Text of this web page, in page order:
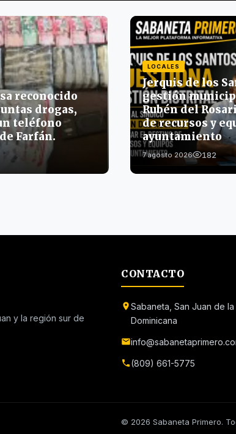
reconocido
drogas,
teléfono
Farfán.
LOCALES
Jerquis de los
gestión
Rubén del
de recursos y
ayuntamiento
7 agosto 2026 182
y la región sur de
CONTACTO
Sabaneta, San Juan de
Dominicana
(809) 661-5775
© 2026 Sabaneta Primero.